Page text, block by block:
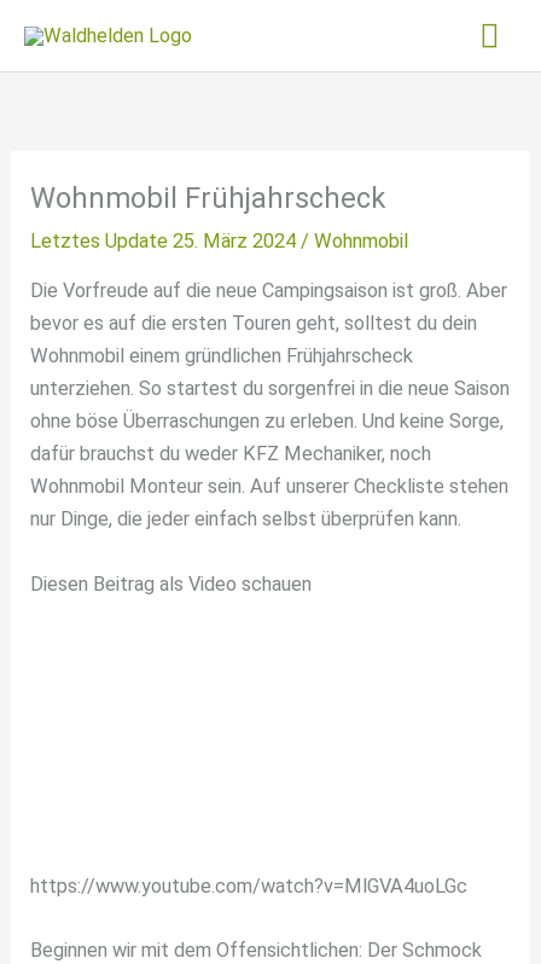
Inhalt
springen
Wohnmobil Frühjahrscheck
Letztes Update 25. März 2024 /Wohnmobil
Die Vorfreude auf die neue Campingsaison ist groß. Aber
bevor es auf die ersten Touren geht, solltest du dein
Wohnmobil einem gründlichen Frühjahrscheck
unterziehen. So startest du sorgenfrei in die neue Saison
ohne böse Überraschungen zu erleben. Und keine Sorge,
dafür brauchst du weder KFZ Mechaniker, noch
Wohnmobil Monteur sein. Auf unserer Checkliste stehen
nur Dinge, die jeder einfach selbst überprüfen kann.
Diesen Beitrag als Video schauen
https://www.youtube.com/watch?v=MlGVA4uoLGc
Beginnen wir mit dem Offensichtlichen: Der Schmock